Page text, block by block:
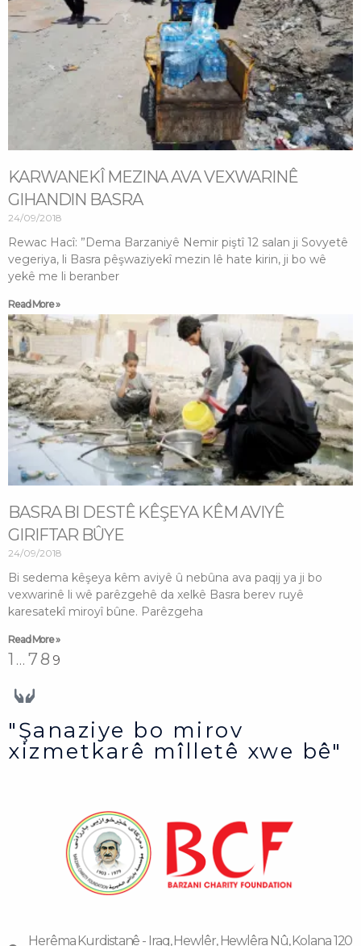
KARWANEKÎ MEZINA AVA VEXWARINÊ
GIHANDIN BASRA
24/09/2018
Rewac Hacî: ”Dema Barzaniyê Nemir piştî 12 salan ji Sovyetê
vegeriya, li Basra pêşwaziyekî mezin lê hate kirin, ji bo wê
yekê me li beranber
Read More »
BASRA BI DESTÊ KÊŞEYA KÊM AVIYÊ
GIRIFTAR BÛYE
24/09/2018
Bi sedema kêşeya kêm aviyê û nebûna ava paqij ya ji bo
vexwarinê li wê parêzgehê da xelkê Basra berev ruyê
karesatekî miroyî bûne. Parêzgeha
Read More »
1 … 78 9
"Şanaziye bo mirov
xizmetkarê mîlletê xwe bê"
Herêma Kurdistanê - Iraq, Hewlêr, Hewlêra Nû, Kolana 120